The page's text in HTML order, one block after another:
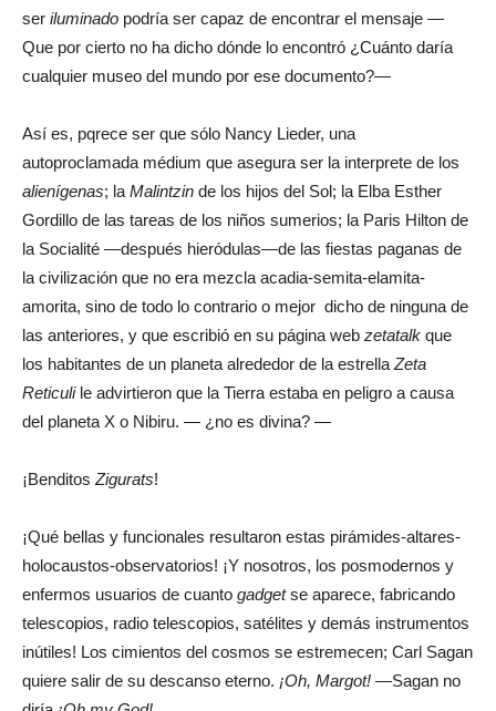
ser iluminado podría ser capaz de encontrar el mensaje —
Que por cierto no ha dicho dónde lo encontró ¿Cuánto daría
cualquier museo del mundo por ese documento?—
Así es, pqrece ser que sólo Nancy Lieder, una
autoproclamada médium que asegura ser la interprete de los
alienígenas; la Malintzin de los hijos del Sol; la Elba Esther
Gordillo de las tareas de los niños sumerios; la Paris Hilton de
la Socialité —después hieródulas—de las fiestas paganas de
la civilización que no era mezcla acadia-semita-elamita-
amorita, sino de todo lo contrario o mejor dicho de ninguna de
las anteriores, y que escribió en su página web zetatalk que
los habitantes de un planeta alrededor de la estrella Zeta
Reticulile advirtieron que la Tierra estaba en peligro a causa
del planeta X o Nibiru. — ¿no es divina? —
¡Benditos Zigurats!
¡Qué bellas y funcionales resultaron estas pirámides-altares-
holocaustos-observatorios! ¡Y nosotros, los posmodernos y
enfermos usuarios de cuanto gadgetse aparece, fabricando
telescopios, radio telescopios, satélites y demás instrumentos
inútiles! Los cimientos del cosmos se estremecen; Carl Sagan
quiere salir de su descanso eterno. ¡Oh, Margot! —Sagan no